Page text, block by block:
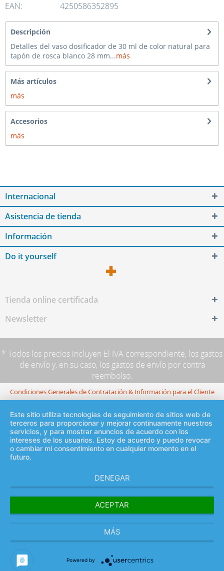
EAN:
4250586352895
Descripción
Detalles del vaso dosificador de 30 ml de color natural para
tapón de rosca blanco 28 mm...más
Más artículos
más
Accesorios
más
Internacional
Asistencia de tienda
Información
Do it yourself
Tienda online certificada
Newsletter
* Todos los precios incluyen El IVA correspondiente, los gastos
de envíoy, en su caso, los gastos de envío por contra
reembolso.
Condiciones Generales de Contratación & Información para el Cliente
Este sitio utiliza tecnologías de seguimiento de sitios web de
terceros para proporcionar y mejorar continuamente nuestros
servicios, y para mostrar anuncios de acuerdo con los
intereses de los usuarios. Estoy de acuerdo y puedo revocar
o cambiar mi consentimiento en cualquier momento en el
futuro.
DENEGAR
ACEPTAR
MÁS
Powered by